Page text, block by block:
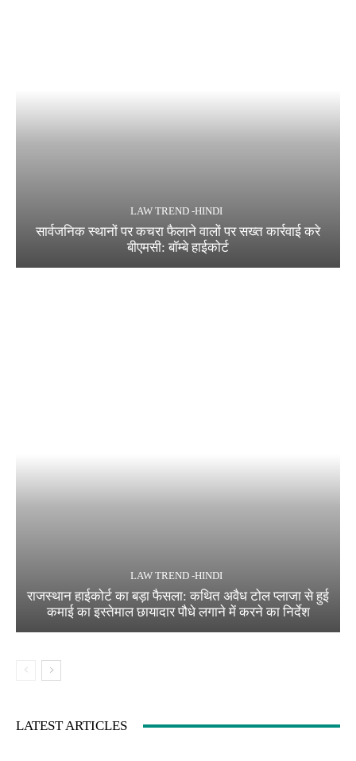
LAW TREND -HINDI
सार्वजनिक स्थानों पर कचरा फैलाने वालों पर सख्त कार्रवाई करे
बीएमसी: बॉम्बे हाईकोर्ट
LAW TREND -HINDI
राजस्थान हाईकोर्ट का बड़ा फैसला: कथित अवैध टोल प्लाजा से हुई
कमाई का इस्तेमाल छायादार पौधे लगाने में करने का निर्देश
LATEST ARTICLES